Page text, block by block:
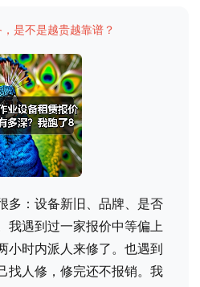
是不是越贵越靠谱？
多：设备新旧、品牌、是否
我遇到过一家报价中等偏上
小时内派人来修了。也遇到
找人修，修完还不报销。我